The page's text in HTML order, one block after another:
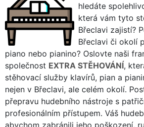
hledáte
která vám tyto
Břeclavi zajistí?
Břeclavi či okolí
piano nebo pianino? Oslovte naši
společnost EXTRA STĚHOVÁNÍ,
stěhovací služby klavírů, pian a
nejen v Břeclavi, ale celém okolí.
přepravu hudebního nástroje s
profesionálním přístupem. Váš
abychom zabránili jeho poškození,